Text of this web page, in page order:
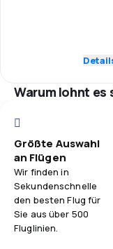
Verpflegung
Flugnetz
Reisekomfort
Gepäckbeförderung
Verpflegung
Warum lohnt es
Größte Auswahl
an Flügen
Wir finden in
Sekundenschnelle
den besten Flug für
Sie aus über 500
Fluglinien.